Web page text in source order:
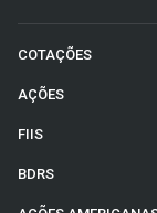
COTAÇÕES
AÇÕES
FIIS
BDRS